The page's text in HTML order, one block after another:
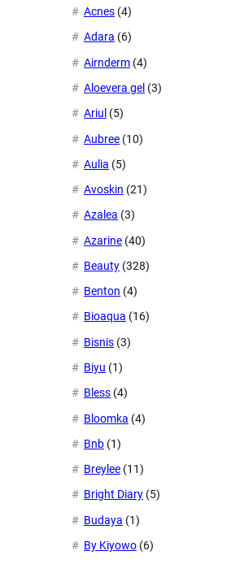
Acnes (4)
Adara (6)
Airnderm (4)
Aloevera gel (3)
Ariul (5)
Aubree (10)
Aulia (5)
Avoskin (21)
Azalea (3)
Azarine (40)
Beauty (328)
Benton (4)
Bioaqua (16)
Bisnis (3)
Biyu (1)
Bless (4)
Bloomka (4)
Bnb (1)
Breylee (11)
Bright Diary (5)
Budaya (1)
By Kiyowo (6)